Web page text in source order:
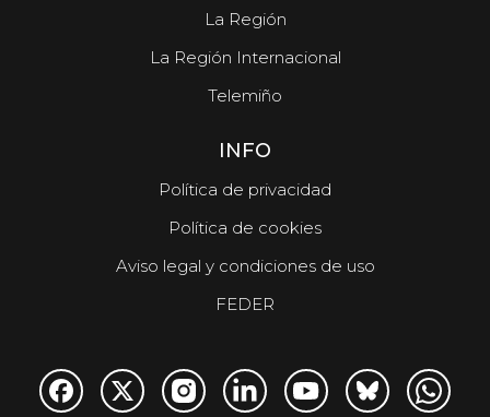
La Región
La Región Internacional
Telemiño
INFO
Política de privacidad
Política de cookies
Aviso legal y condiciones de uso
FEDER